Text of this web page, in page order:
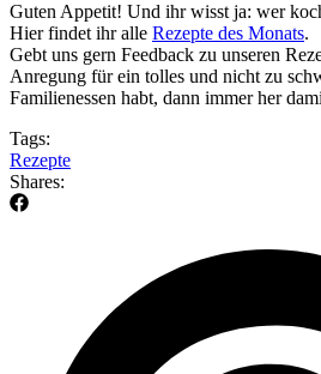
Guten Appetit! Und ihr wisst ja: wer
Hier findet ihr alle Rezepte des Monats.
Gebt uns gern Feedback zu unseren
Anregung für ein tolles und nicht zu
Familienessen habt, dann immer her
Tags:
Rezepte
Shares: